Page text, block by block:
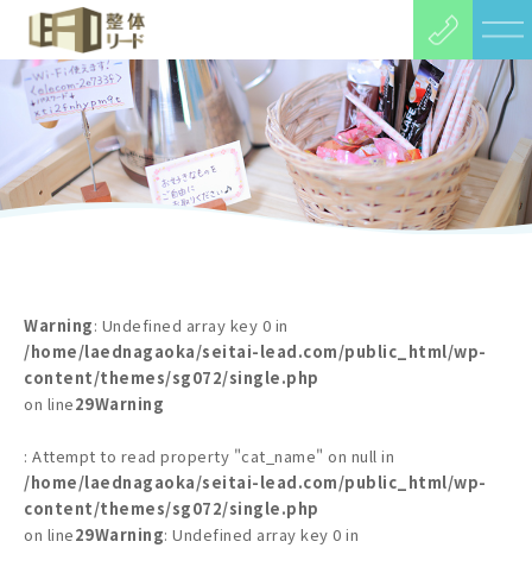
Warning: Undefined array key 0 in
/home/laednagaoka/seitai-lead.com/public_html/wp-
content/themes/sg072/single.php
on line29Warning
: Attempt to read property "cat_name" on null in
/home/laednagaoka/seitai-lead.com/public_html/wp-
content/themes/sg072/single.php
on line29Warning: Undefined array key 0 in